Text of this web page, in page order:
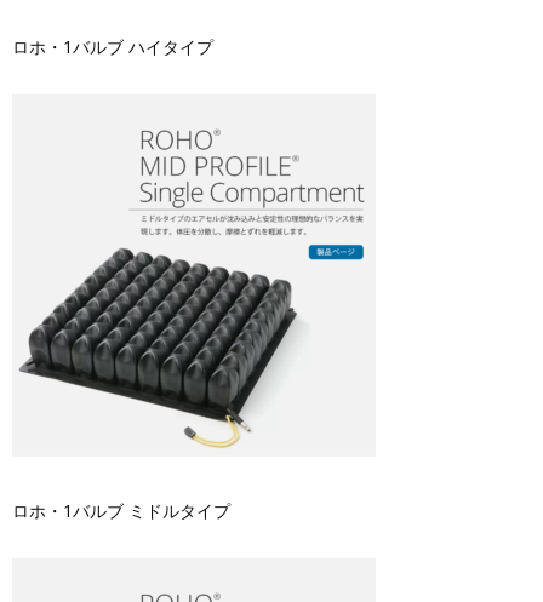
ロホ・1バルブ ハイタイプ
ロホ・1バルブ ミドルタイプ